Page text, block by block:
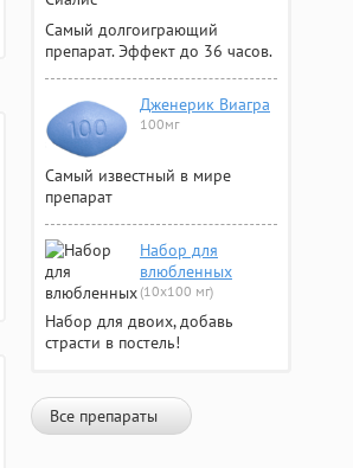
Самый долгоиграющий
препарат. Эффект до 36 часов.
Дженерик Виагра
100мг
Самый известный в мире
препарат
Набор для
влюбленных
(10х100 мг)
Набор для двоих, добавь
страсти в постель!
Все препараты